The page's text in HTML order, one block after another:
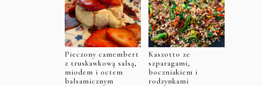
Pieczony camembert
z truskawkową salsą,
miodem i octem
balsamicznym
Kaszotto ze
szparagami,
boczniakiem i
rodzynkami